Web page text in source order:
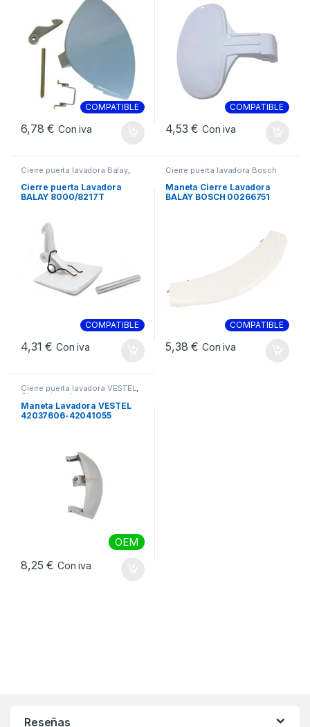
COMPATIBLE
6,78€ Con iva
COMPATIBLE
4,53€ Con iva
Cierre puerta lavadora Balay
Cierre puerta lavadora Bosch
Cierres Lavadora
Cierre puerta Lavadora
BALAY 8000/8217T
COMPATIBLE
4,31€ Con iva
Cierre puerta lavadora Bosch
Maneta Cierre Lavadora
BALAY BOSCH 00266751
COMPATIBLE
5,38€ Con iva
Cierre puerta lavadora VESTEL,
Cierres Lavadora
Maneta Lavadora VESTEL
42037606-42041055
OEM
8,25€ Con iva
Reseñas